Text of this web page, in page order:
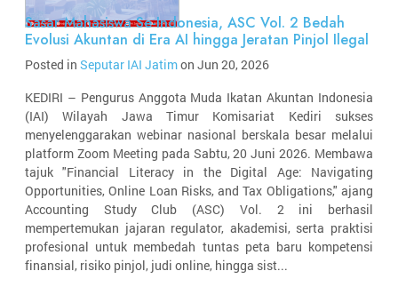
Sasar Mahasiswa Se-Indonesia, ASC Vol. 2 Bedah
Evolusi Akuntan di Era AI hingga Jeratan Pinjol Ilegal
Posted in Seputar IAI Jatimon Jun 20, 2026
KEDIRI – Pengurus Anggota Muda Ikatan Akuntan Indonesia
(IAI) Wilayah Jawa Timur Komisariat Kediri sukses
menyelenggarakan webinar nasional berskala besar melalui
platform Zoom Meeting pada Sabtu, 20 Juni 2026. Membawa
tajuk "Financial Literacy in the Digital Age: Navigating
Opportunities, Online Loan Risks, and Tax Obligations," ajang
Accounting Study Club (ASC) Vol. 2 ini berhasil
mempertemukan jajaran regulator, akademisi, serta praktisi
profesional untuk membedah tuntas peta baru kompetensi
finansial, risiko pinjol, judi online, hingga sist...